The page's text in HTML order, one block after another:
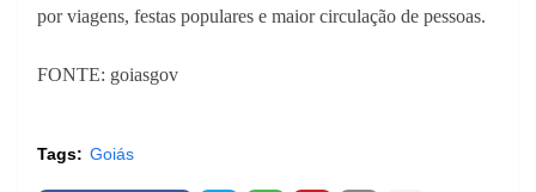
por viagens, festas populares e maior circulação de pessoas.
FONTE: goiasgov
Tags: Goiás